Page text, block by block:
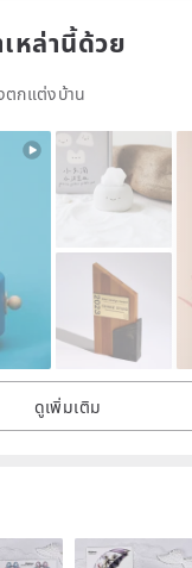
clearly, and see clearly
do not meet your
to return the goods, it is
other!
หล่านี้ด้วย
ตกแต่งบ้าน
ดูเพิ่มเติม